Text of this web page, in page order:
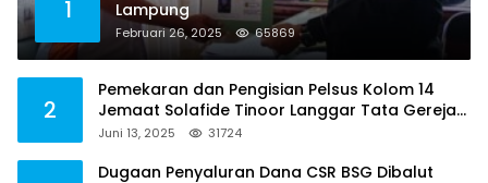
1
Lampung
Februari 26, 2025 65869
2
Pemekaran dan Pengisian Pelsus Kolom 14
Jemaat Solafide Tinoor Langgar Tata Gereja
2021, Toreh : Ini Perbuatan Melawan Hukum
Juni 13, 2025 31724
Dugaan Penyaluran Dana CSR BSG Dibalut